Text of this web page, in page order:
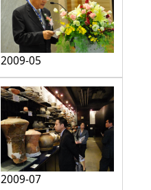
2009-05
2009-07